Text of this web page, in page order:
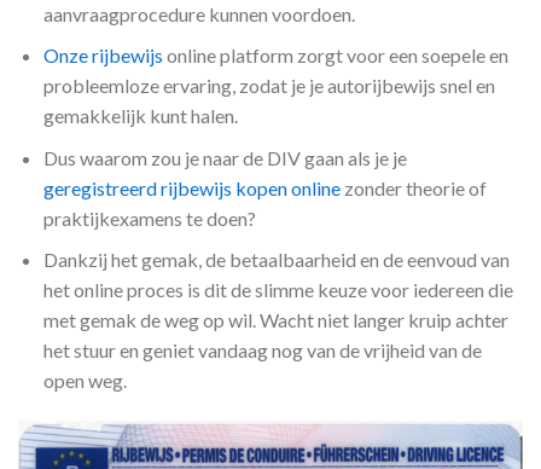
aanvraagprocedure kunnen voordoen.
Onze rijbewijs online platform zorgt voor een soepele en
probleemloze ervaring, zodat je je autorijbewijs snel en
gemakkelijk kunt halen.
Dus waarom zou je naar de DIV gaan als je je
geregistreerd rijbewijs kopen onlinezonder theorie of
praktijkexamens te doen?
Dankzij het gemak, de betaalbaarheid en de eenvoud van
het online proces is dit de slimme keuze voor iedereen die
met gemak de weg op wil. Wacht niet langer kruip achter
het stuur en geniet vandaag nog van de vrijheid van de
open weg.